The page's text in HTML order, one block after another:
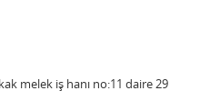
melek iş hanı no:11 daire 29